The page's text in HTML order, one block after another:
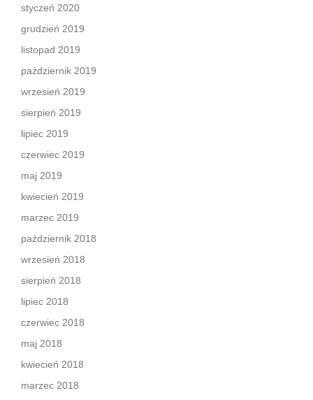
styczeń 2020
grudzień 2019
listopad 2019
październik 2019
wrzesień 2019
sierpień 2019
lipiec 2019
czerwiec 2019
maj 2019
kwiecień 2019
marzec 2019
październik 2018
wrzesień 2018
sierpień 2018
lipiec 2018
czerwiec 2018
maj 2018
kwiecień 2018
marzec 2018